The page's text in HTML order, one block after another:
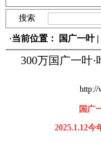
搜索
·当前位置： 国广一叶
300万国广一叶
http://
国广
2025.1.12今